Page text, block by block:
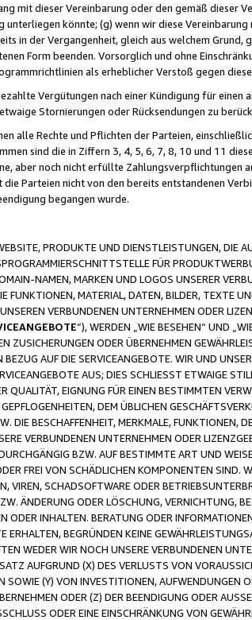
mit dieser Vereinbarung oder den gemäß
könnte; (g) wenn wir diese Vereinbarung
in der Vergangenheit, gleich aus welchem
Form beenden. Vorsorglich und ohne
als erheblicher Verstoß gegen
Vergütungen nach einer Kündigung für
Stornierungen oder Rücksendungen zu
alle Rechte und Pflichten der Parteien,
sind die in Ziffern 3, 4, 5, 6, 7, 8, 10 und 11
aber noch nicht erfüllte Zahlungsverpflichtungen
Parteien nicht von den bereits entstandenen
begangen wurde.
PRODUKTE UND DIENSTLEISTUNGEN, DIE
FÜR
NAMEN, MARKEN UND LOGOS UNSERER
FUNKTIONEN, MATERIAL, DATEN, BILDER, TEXTE
VERBUNDENEN UNTERNEHMEN ODER
“), WERDEN „WIE BESEHEN“ UND
ZUSICHERUNGEN ODER ÜBERNEHMEN
AUF DIE SERVICEANGEBOTE. WIR UND
AUS; DIES SCHLIESST ETWAIGE
QUALITÄT, EIGNUNG FÜR EINEN BESTIMMTEN
DEM ÜBLICHEN
DIE BESCHAFFENHEIT, MERKMALE, FUNKTIONEN,
VERBUNDENEN UNTERNEHMEN ODER
BZW. AUF BESTIMMTE ART UND
FREI VON SCHÄDLICHEN KOMPONENTEN
VIREN, SCHADSOFTWARE ODER
ÄNDERUNG ODER LÖSCHUNG, VERNICHTUNG,
ODER INHALTEN. BERATUNG ODER
ERHALTEN, BEGRÜNDEN KEINE
WEDER WIR NOCH UNSERE VERBUNDENEN
AUFGRUND (X) DES VERLUSTS VON
SOWIE (Y) VON INVESTITIONEN, AUFWENDUNGEN
ODER (Z) DER BEENDIGUNG ODER
ODER EINE EINSCHRÄNKUNG VON